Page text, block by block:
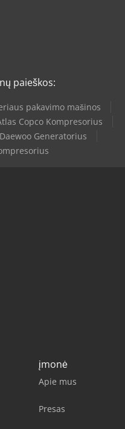
paieškos:
pakavimo mašinos
Copco Kompresorius
Daewoo Generatorius
įmonė
Apie mus
Presas